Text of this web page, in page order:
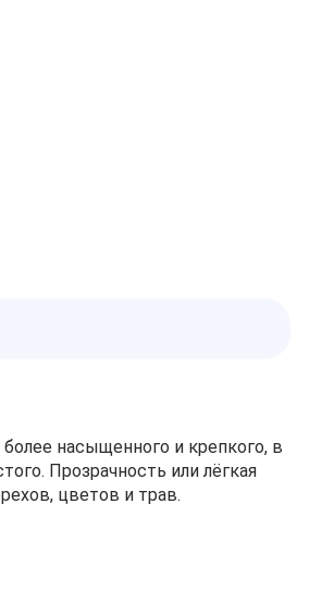
насыщенного и крепкого, в
Прозрачность или лёгкая
цветов и трав.